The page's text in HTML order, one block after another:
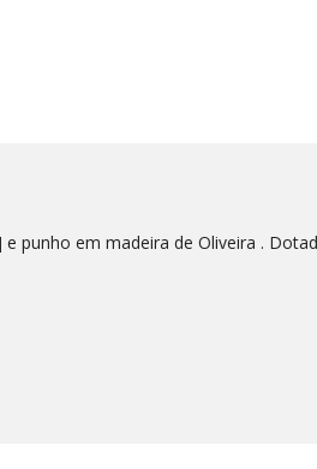
punho em madeira de Oliveira .